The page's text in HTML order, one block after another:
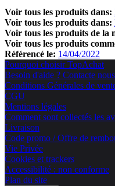
Voir tous les produits dans:
Voir tous les produits dans:
Voir tous les produits de la
Voir tous les produits
Référencé le: 14/04/2022
Pourquoi choisir TopAchat
Besoin d'aide ? Contacte nous
Conditions Générales de
CGU
Mentions légales
Comment sont collectés les
Livraison
Code promo / Offre de
Vie Privée
Cookies et trackers
Accessibilité : non conforme
Plan du site